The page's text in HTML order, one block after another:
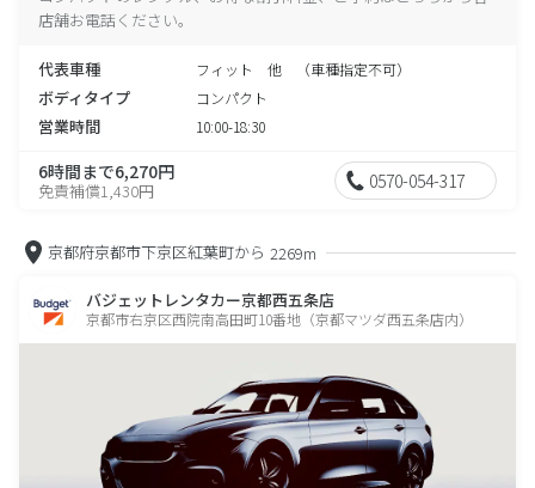
店舗お電話ください。
代表車種 フィット 他 （車種指定不可）
ボディタイプ コンパクト
営業時間 10:00-18:30
6時間まで6,270円
免責補償1,430円 0570-054-317
京都府京都市下京区紅葉町から 2269m
バジェットレンタカー京都西五条店
京都市右京区西院南高田町10番地（京都マツダ西五条店内）